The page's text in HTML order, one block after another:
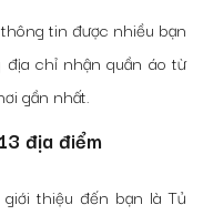
tin được nhiều bạn
địa chỉ nhận quần áo từ
gần nhất.
địa điểm
thiệu đến bạn là Tủ